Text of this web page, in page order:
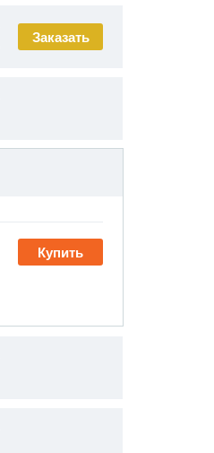
Заказать
Купить